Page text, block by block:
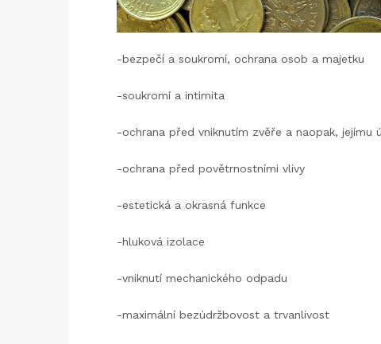
-bezpečí a soukromí, ochrana osob a majetku
-soukromí a intimita
-ochrana před vniknutím zvěře a naopak, jejímu
-ochrana před povětrnostními vlivy
-estetická a okrasná funkce
-hluková izolace
-vniknutí mechanického odpadu
-maximální bezúdržbovost a trvanlivost